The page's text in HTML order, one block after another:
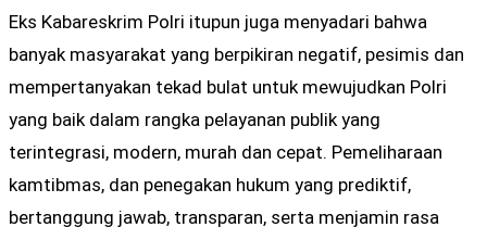
Eks Kabareskrim Polri itupun juga menyadari bahwa
banyak masyarakat yang berpikiran negatif, pesimis dan
mempertanyakan tekad bulat untuk mewujudkan Polri
yang baik dalam rangka pelayanan publik yang
terintegrasi, modern, murah dan cepat. Pemeliharaan
kamtibmas, dan penegakan hukum yang prediktif,
bertanggung jawab, transparan, serta menjamin rasa